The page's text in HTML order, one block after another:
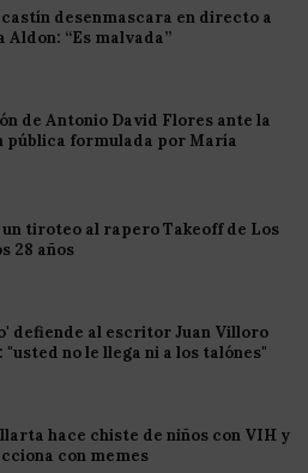
desenmascara en directo a
Aldon: “Es malvada”
de Antonio David Flores ante la
pública formulada por María
un tiroteo al rapero Takeoff de Los
28 años
defiende al escritor Juan Villoro
"usted no le llega ni a los talónes"
hace chiste de niños con VIH y
con memes